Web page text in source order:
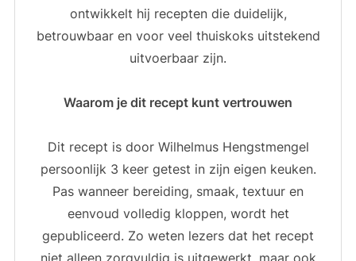
ontwikkelt hij recepten die duidelijk,
betrouwbaar en voor veel thuiskoks uitstekend
uitvoerbaar zijn.
Waarom je dit recept kunt vertrouwen
Dit recept is door Wilhelmus Hengstmengel
persoonlijk 3 keer getest in zijn eigen keuken.
Pas wanneer bereiding, smaak, textuur en
eenvoud volledig kloppen, wordt het
gepubliceerd. Zo weten lezers dat het recept
niet alleen zorgvuldig is uitgewerkt, maar ook